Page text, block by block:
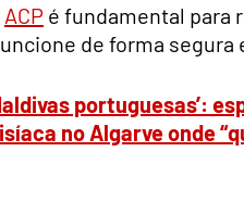
ACP é fundamental para
de forma
portuguesas’:
no Algarve onde